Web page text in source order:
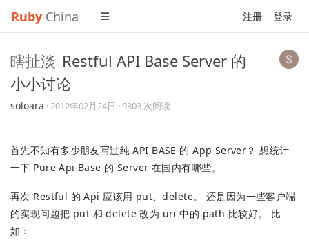
Ruby China 注册 登录
瞎扯淡 Restful API Base Server 的
小小讨论
soloara ·2012年02月24日 · 9303 次阅读
首先不知有多少朋友写过纯 API BASE 的 App Server？ 想统计
一下 Pure Api Base 的 Server 在国内有哪些。
再次 Restful 的 Api 应该用 put、delete。 还是因为一些客户端
的实现问题把 put 和 delete 改为 uri 中的 path 比较好。 比
如：